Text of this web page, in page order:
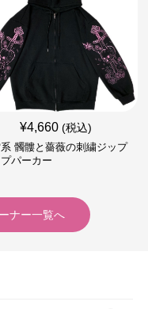
¥4,660 (税込)
髑髏と薔薇の刺繍ジップ
パーカー
ナー一覧へ